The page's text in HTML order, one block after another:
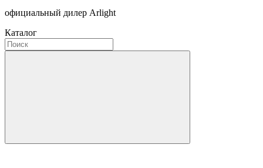
официальный дилер Arlight
Каталог